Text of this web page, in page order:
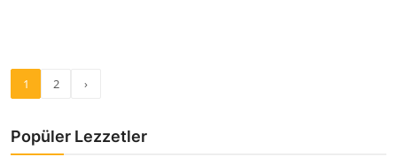
1 2 ›
Popüler Lezzetler